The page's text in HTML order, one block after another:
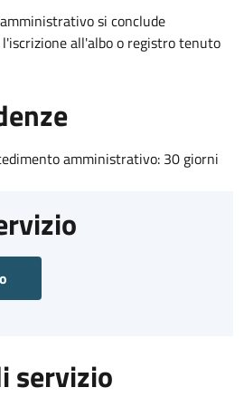
si conclude
all'albo o registro tenuto
amministrativo: 30 giorni
servizio